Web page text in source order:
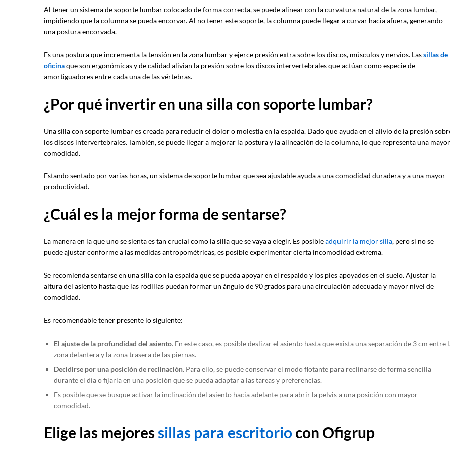
Al tener un sistema de soporte lumbar colocado de forma correcta, se puede alinear con la curvatura natural de la zona lumbar,
impidiendo que la columna se pueda encorvar. Al no tener este soporte, la columna puede llegar a curvar hacia afuera, generando
una postura encorvada.
Es una postura que incrementa la tensión en la zona lumbar y ejerce presión extra sobre los discos, músculos y nervios. Lassillas de
oficinaque son ergonómicas y de calidad alivian la presión sobre los discos intervertebrales que actúan como especie de
amortiguadores entre cada una de las vértebras.
¿Por qué invertir en una silla con soporte lumbar?
Una silla con soporte lumbar es creada para reducir el dolor o molestia en la espalda. Dado que ayuda en el alivio de la presión
los discos intervertebrales. También, se puede llegar a mejorar la postura y la alineación de la columna, lo que representa una mayor
comodidad.
Estando sentado por varias horas, un sistema de soporte lumbar que sea ajustable ayuda a una comodidad duradera y a una mayor
productividad.
¿Cuál es la mejor forma de sentarse?
La manera en la que uno se sienta es tan crucial como la silla que se vaya a elegir. Es posibleadquirir la mejor silla, pero si no se
puede ajustar conforme a las medidas antropométricas, es posible experimentar cierta incomodidad extrema.
Se recomienda sentarse en una silla con la espalda que se pueda apoyar en el respaldo y los pies apoyados en el suelo. Ajustar la
altura del asiento hasta que las rodillas puedan formar un ángulo de 90 grados para una circulación adecuada y mayor nivel de
comodidad.
Es recomendable tener presente lo siguiente:
El ajuste de la profundidad del asiento. En este caso, es posible deslizar el asiento hasta que exista una separación de 3 cm entre
zona delantera y la zona trasera de las piernas.
Decidirse por una posición de reclinación. Para ello, se puede conservar el modo flotante para reclinarse de forma sencilla
durante el día o fijarla en una posición que se pueda adaptar a las tareas y preferencias.
Es posible que se busque activar la inclinación del asiento hacia adelante para abrir la pelvis a una posición con mayor
comodidad.
Elige las mejoressillas para escritoriocon Ofigrup